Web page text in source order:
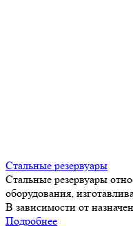
Стальные резервуары
Стальные резервуары
оборудования,
В зависимости от
Подробнее